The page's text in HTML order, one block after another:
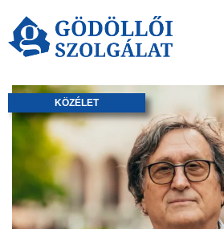
KÖZÉLET